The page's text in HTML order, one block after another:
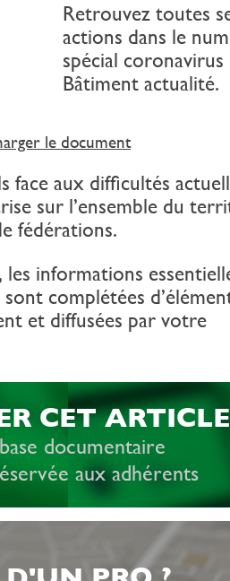
Retrouvez toutes
actions dans le
spécial coronavirus
Bâtiment actualité.
le document
face aux difficultés
sur l’ensemble du
fédérations.
les informations
complétées
et diffusées par votre
CET ARTICLE
documentaire
aux adhérents